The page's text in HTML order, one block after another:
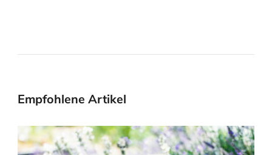
Empfohlene Artikel